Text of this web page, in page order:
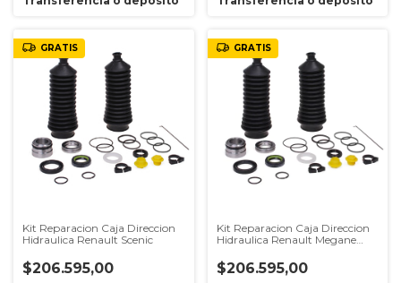
GRATIS
Kit Reparacion Caja Direccion
Hidraulica Renault Scenic
$206.595,00
GRATIS
Kit Reparacion Caja Direccion
Hidraulica Renault Megane
$206.595,00